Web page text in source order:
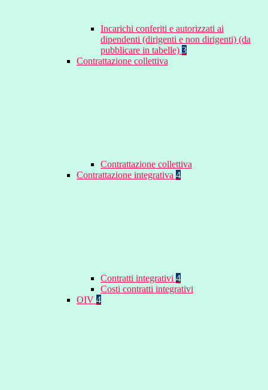
Incarichi conferiti e autorizzati ai
dipendenti (dirigenti e non dirigenti) (da
pubblicare in tabelle) 3
Contrattazione collettiva
Contrattazione collettiva
Contrattazione integrativa 4
Contratti integrativi 4
Costi contratti integrativi
OIV 4